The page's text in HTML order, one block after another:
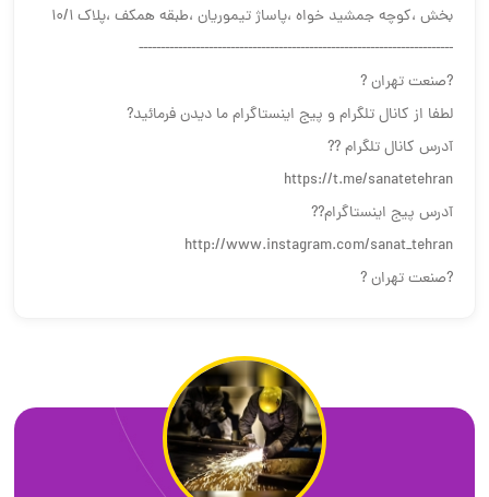
بخش ،کوچه جمشید خواه ،پاساژ تیموریان ،طبقه همکف ،پلاک ۱۰/۱
------------------------------------------------------------------------
?صنعت تهران ?
لطفا از کانال تلگرام و پیج اینستاگرام ما دیدن فرمائید?
آدرس کانال تلگرام ??
https://t.me/sanatetehran
آدرس پیج اینستاگرام??
http://www.instagram.com/sanat_tehran
?صنعت تهران ?